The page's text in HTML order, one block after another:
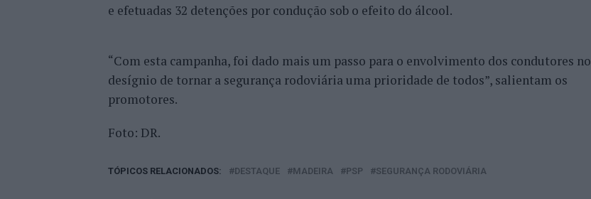
e efetuadas 32 detenções por condução sob o efeito do álcool.
“Com esta campanha, foi dado mais um passo para o envolvimento dos condutores no
desígnio de tornar a segurança rodoviária uma prioridade de todos”, salientam os
promotores.
Foto: DR.
TÓPICOS RELACIONADOS: DESTAQUE MADEIRA PSP SEGURANÇA RODOVIÁRIA